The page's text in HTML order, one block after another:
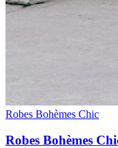
Robes Bohèmes Chic
Robes Bohèmes